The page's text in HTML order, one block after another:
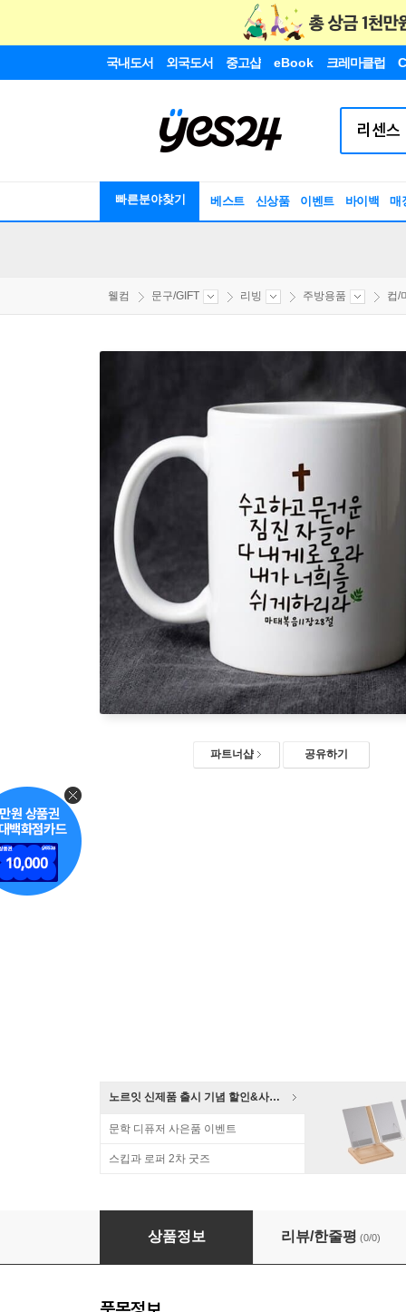
국내도서 외국도서 중고샵 eBook 크레마클럽
빠른분야찾기 베스트 신상품 이벤트 바이백 매
웰컴 문구/GIFT 리빙 주방용품 컵/
파트너샵 공유하기
노르잇 신제품 출시 기념 할인&사은품 증정!
문학 디퓨저 사은품 이벤트
스킵과 로퍼 2차 굿즈
성경 구절 말씀 레터링 머그 컵 잔 선물 [5종
상품정보 리뷰/한줄평 (0/0)